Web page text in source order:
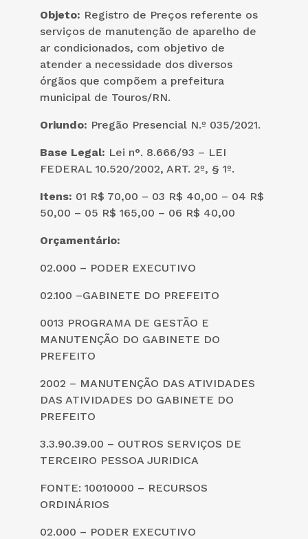
Objeto: Registro de Preços referente os
serviços de manutenção de aparelho de
ar condicionados, com objetivo de
atender a necessidade dos diversos
órgãos que compõem a prefeitura
municipal de Touros/RN.
Oriundo: Pregão Presencial N.º 035/2021.
Base Legal: Lei n°. 8.666/93 – LEI
FEDERAL 10.520/2002, ART. 2º, § 1º.
Itens: 01 R$ 70,00 – 03 R$ 40,00 – 04 R$
50,00 – 05 R$ 165,00 – 06 R$ 40,00
Orçamentário:
02.000 – PODER EXECUTIVO
02.100 –GABINETE DO PREFEITO
0013 PROGRAMA DE GESTÃO E
MANUTENÇÃO DO GABINETE DO
PREFEITO
2002 – MANUTENÇÃO DAS ATIVIDADES
DAS ATIVIDADES DO GABINETE DO
PREFEITO
3.3.90.39.00 – OUTROS SERVIÇOS DE
TERCEIRO PESSOA JURIDICA
FONTE: 10010000 – RECURSOS
ORDINÁRIOS
02.000 – PODER EXECUTIVO